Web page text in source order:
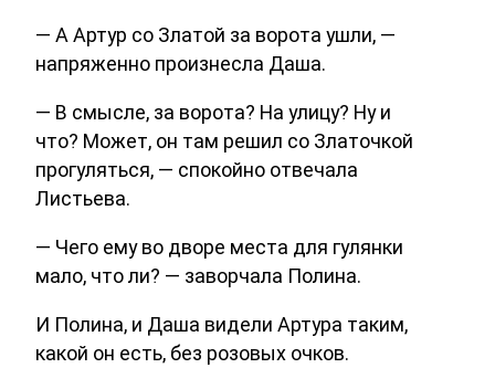
— А Артур со Златой за ворота ушли, —
напряженно произнесла Даша.
— В смысле, за ворота? На улицу? Ну и
что? Может, он там решил со Златочкой
прогуляться, — спокойно отвечала
Листьева.
— Чего ему во дворе места для гулянки
мало, что ли? — заворчала Полина.
И Полина, и Даша видели Артура таким,
какой он есть, без розовых очков.